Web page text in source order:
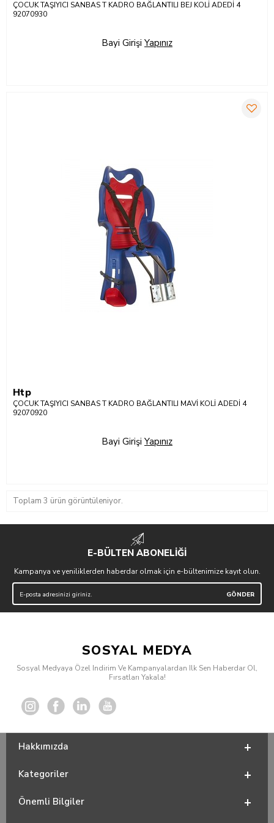
ÇOCUK TAŞIYICI SANBAS T KADRO BAĞLANTILI BEJ KOLİ ADEDİ 4
92070930
Bayi Girişi Yapınız
Htp
ÇOCUK TAŞIYICI SANBAS T KADRO BAĞLANTILI MAVİ KOLİ ADEDİ 4
92070920
Bayi Girişi Yapınız
Toplam 3 ürün görüntüleniyor.
E-BÜLTEN ABONELİĞİ
Kampanya ve yeniliklerden haberdar olmak için e-bültenimize kayıt olun.
SOSYAL MEDYA
Sosyal Medyaya Özel Indirim Ve Kampanyalardan Ilk Sen Haberdar Ol,
Fırsatları Yakala!
Hakkımızda
Kategoriler
Önemli Bilgiler